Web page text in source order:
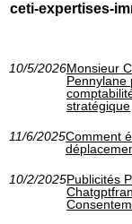
ceti-expertises-
10/5/2026Monsieur
Pennylane
stratégique
11/6/2025Comment
10/2/2025Publicités